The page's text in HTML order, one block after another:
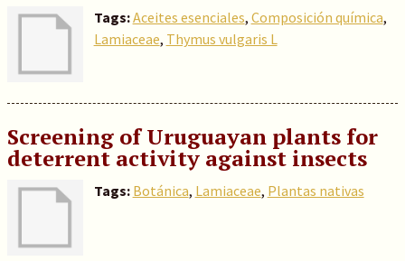
Tags:Aceites esenciales, Composición química,
Lamiaceae, Thymus vulgaris L
Screening of Uruguayan plants for
deterrent activity against insects
Tags: Botánica, Lamiaceae, Plantas nativas